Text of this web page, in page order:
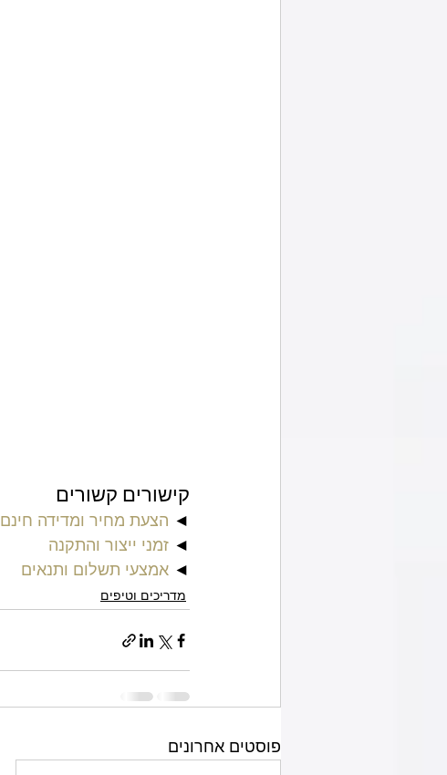
קישורים קשורים
◄ הצעת מחיר ומדידה חינם
◄ זמני ייצור והתקנה
◄ אמצעי תשלום ותנאים
מדריכים וטיפים
פוסטים אחרונים